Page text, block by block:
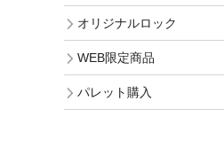
オリジナルロック
WEB限定商品
パレット購入